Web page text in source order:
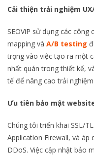
Cải thiện trải nghiệm
SEOViP sử dụng các
mapping và A/B testing
trọng vào việc tạo ra một
nhất quán trong thiết kế,
tế để nâng cao trải
Ưu tiên bảo mật
Chúng tôi triển khai SSL/
Application Firewall, và áp
DDoS. Việc cập nhật bảo